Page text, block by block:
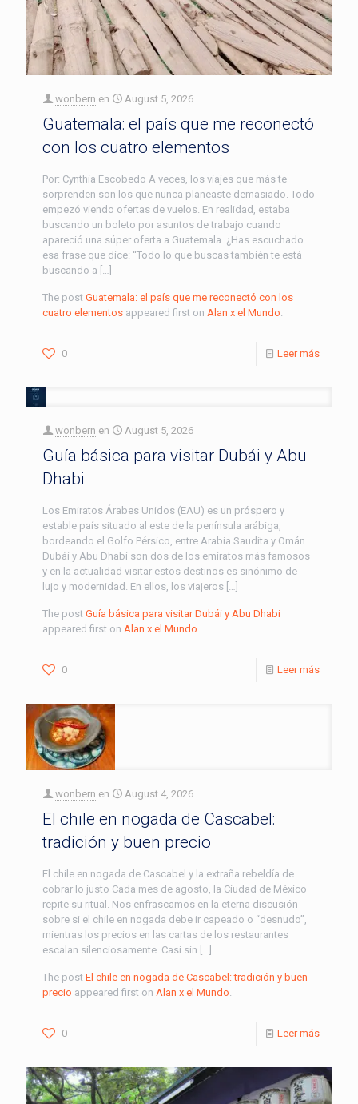
wonbern en August 5, 2026
Guatemala: el país que me reconectó
con los cuatro elementos
Por: Cynthia Escobedo A veces, los viajes que más te
sorprenden son los que nunca planeaste demasiado. Todo
empezó viendo ofertas de vuelos. En realidad, estaba
buscando un boleto por asuntos de trabajo cuando
apareció una súper oferta a Guatemala. ¿Has escuchado
esa frase que dice: “Todo lo que buscas también te está
buscando a […]
The post Guatemala: el país que me reconectó con los
cuatro elementos appeared first on Alan x el Mundo.
0 Leer más
wonbern en August 5, 2026
Guía básica para visitar Dubái y Abu
Dhabi
Los Emiratos Árabes Unidos (EAU) es un próspero y
estable país situado al este de la península arábiga,
bordeando el Golfo Pérsico, entre Arabia Saudita y Omán.
Dubái y Abu Dhabi son dos de los emiratos más famosos
y en la actualidad visitar estos destinos es sinónimo de
lujo y modernidad. En ellos, los viajeros […]
The post Guía básica para visitar Dubái y Abu Dhabi
appeared first on Alan x el Mundo.
0 Leer más
wonbern en August 4, 2026
El chile en nogada de Cascabel:
tradición y buen precio
El chile en nogada de Cascabel y la extraña rebeldía de
cobrar lo justo Cada mes de agosto, la Ciudad de México
repite su ritual. Nos enfrascamos en la eterna discusión
sobre si el chile en nogada debe ir capeado o “desnudo”,
mientras los precios en las cartas de los restaurantes
escalan silenciosamente. Casi sin […]
The post El chile en nogada de Cascabel: tradición y buen
precio appeared first on Alan x el Mundo.
0 Leer más